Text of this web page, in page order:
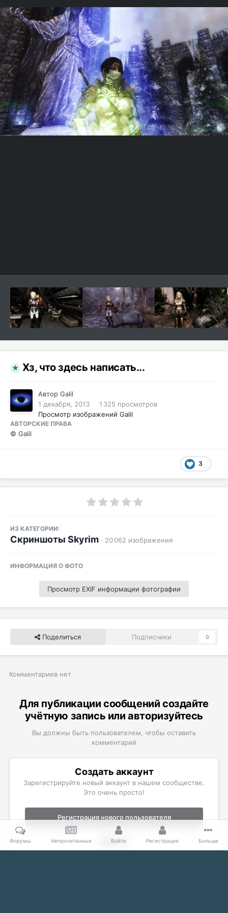
Хз, что здесь написать...
Автор Galil
1 декабря, 2013
1 325 просмотров
Просмотр изображений Galil
АВТОРСКИЕ ПРАВА
© Galil
3
ИЗ КАТЕГОРИИ:
Скриншоты Skyrim · 20 062 изображения
ИНФОРМАЦИЯ О ФОТО
Просмотр EXIF информации фотографии
Поделиться Подписчики 0
Комментариев нет
Для публикации сообщений создайте
учётную запись или авторизуйтесь
Вы должны быть пользователем, чтобы оставить
комментарий
Создать аккаунт
Зарегистрируйте новый аккаунт в нашем сообществе.
Это очень просто!
Регистрация нового пользователя
Войти
Уже есть аккаунт? Войти в систему.
Форумы Непрочитанные Войти Регистрация Больше